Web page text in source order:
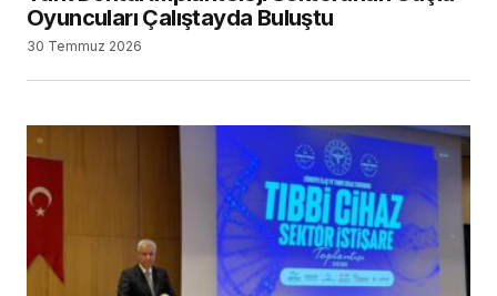
Oyuncuları Çalıştayda Buluştu
30 Temmuz 2026